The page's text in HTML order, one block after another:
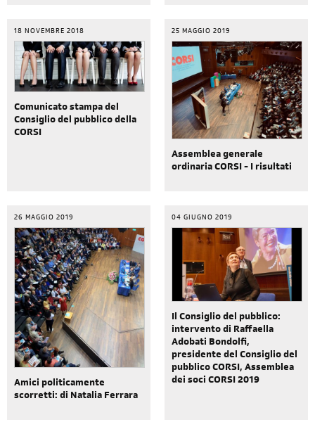
18 NOVEMBRE 2018
Comunicato stampa del
Consiglio del pubblico della
CORSI
25 MAGGIO 2019
Assemblea generale
ordinaria CORSI - I risultati
26 MAGGIO 2019
Amici politicamente
scorretti: di Natalia Ferrara
04 GIUGNO 2019
Il Consiglio del pubblico:
intervento di Raffaella
Adobati Bondolfi,
presidente del Consiglio del
pubblico CORSI, Assemblea
dei soci CORSI 2019